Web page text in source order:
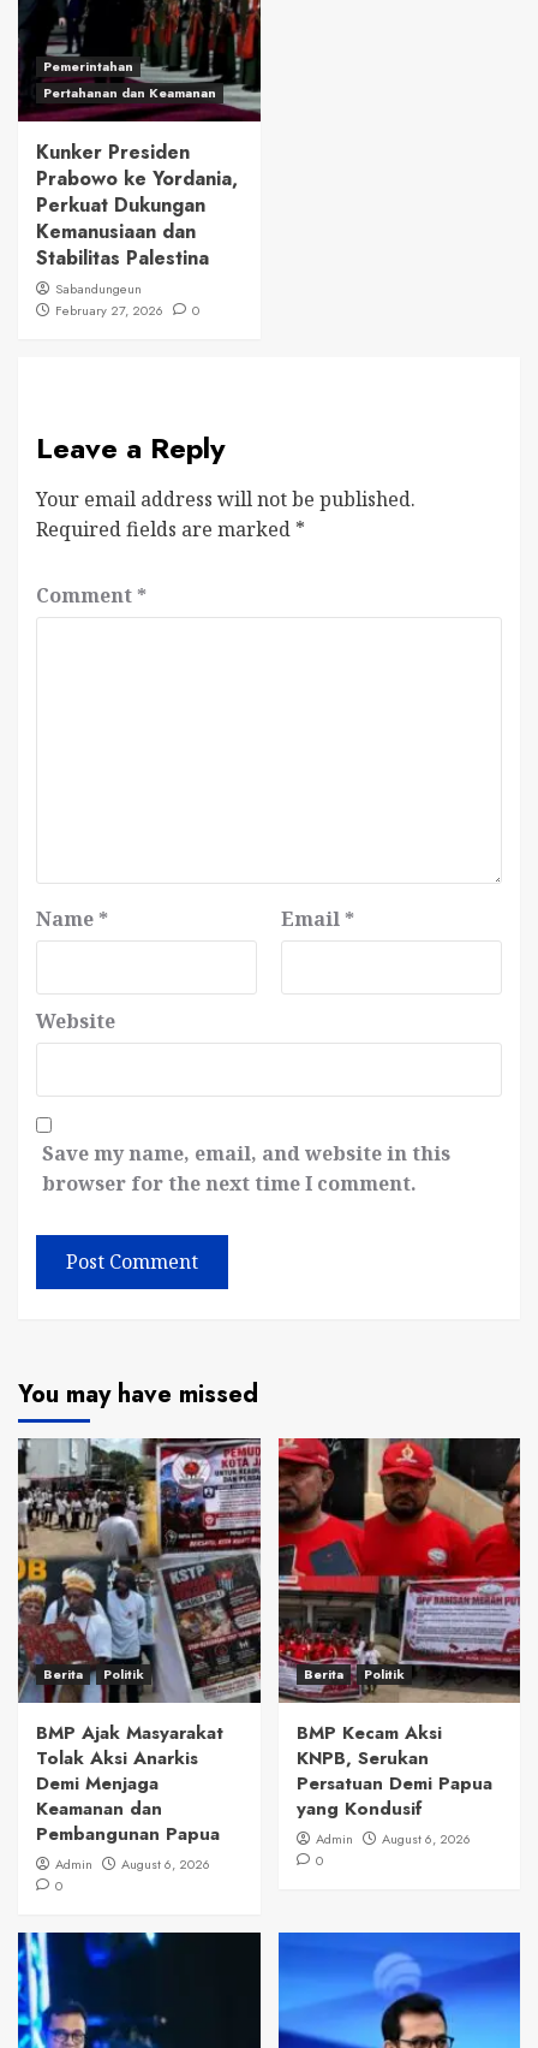
Pemerintahan
Pertahanan dan Keamanan
Kunker Presiden
Prabowo ke Yordania,
Perkuat Dukungan
Kemanusiaan dan
Stabilitas Palestina
Sabandungeun
February 27, 2026
0
Leave a Reply
Your email address will not be published.
Required fields are marked *
Comment *
Name * Email *
Website
Save my name, email, and website in this
browser for the next time I comment.
You may have missed
Berita Politik
BMP Ajak Masyarakat
Tolak Aksi Anarkis
Demi Menjaga
Keamanan dan
Pembangunan Papua
Admin
August 6, 2026
0
Berita Politik
BMP Kecam Aksi
KNPB, Serukan
Persatuan Demi Papua
yang Kondusif
Admin
August 6, 2026
0